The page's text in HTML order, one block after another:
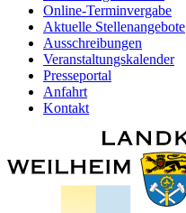
Online-Terminvergabe
Aktuelle Stellenangebote
Ausschreibungen
Veranstaltungskalender
Presseportal
Anfahrt
Kontakt